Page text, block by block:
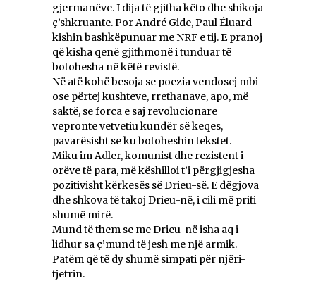
gjermanëve. I dija të gjitha këto dhe shikoja
ç’shkruante. Por André Gide, Paul Éluard
kishin bashkëpunuar me NRF e tij. E pranoj
që kisha qenë gjithmonë i tunduar të
botohesha në këtë revistë.
Në atë kohë besoja se poezia vendosej mbi
ose përtej kushteve, rrethanave, apo, më
saktë, se forca e saj revolucionare
vepronte vetvetiu kundër së keqes,
pavarësisht se ku botoheshin tekstet.
Miku im Adler, komunist dhe rezistent i
orëve të para, më këshilloi t’i përgjigjesha
pozitivisht kërkesës së Drieu-së. E dëgjova
dhe shkova të takoj Drieu-në, i cili më priti
shumë mirë.
Mund të them se me Drieu-në isha aq i
lidhur sa ç’mund të jesh me një armik.
Patëm që të dy shumë simpati për njëri-
tjetrin.